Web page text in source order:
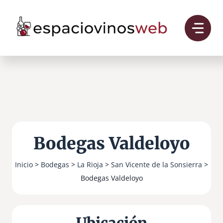
contenido
Bodegas Valdeloyo
Inicio > Bodegas > La Rioja > San Vicente de la Sonsierra >
Bodegas Valdeloyo